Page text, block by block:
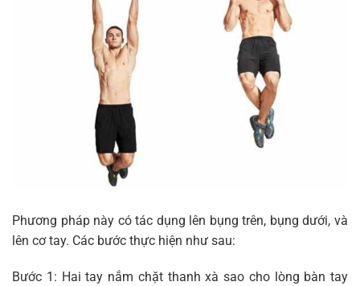
Phương pháp này có tác dụng lên bụng trên, bụng dưới, và
lên cơ tay. Các bước thực hiện như sau:
Bước 1: Hai tay nắm chặt thanh xà sao cho lòng bàn tay